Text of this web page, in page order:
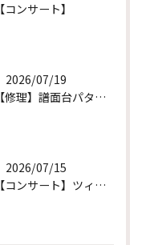
【コンサート】
2026/07/19
【修理】譜面台パタパタを改善！ストレス解消！
2026/07/15
【コンサート】ツィンマーマンのグランドピアノ♪木目猫足グラン...